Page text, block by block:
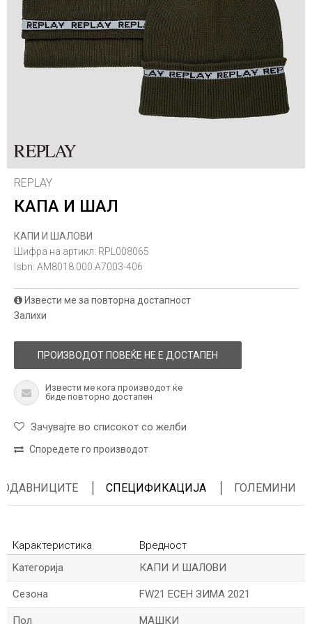
REPLAY
КАПА И ШАЛ
КАПИ И ШАЛОВИ
Шифра на артикл: RPL008065
Isbn: AM8018.000.A7003-406
Извести ме за повторна достапност
Залихи
ПРОИЗВОДОТ ПОВЕЌЕ НЕ Е ДОСТАПЕН
Извести ме кога производот ќе
биде повторно достапен
Зачувајте во списокот со желби
Споредете го производот
СПЕЦИФИКАЦИЈА ГОЛЕМИНИ
Карактеристика
Вредност
Kатегорија
КАПИ И ШАЛОВИ
Сезона FW21 ЕСЕН ЗИМА 2021
Пол МАШКИ